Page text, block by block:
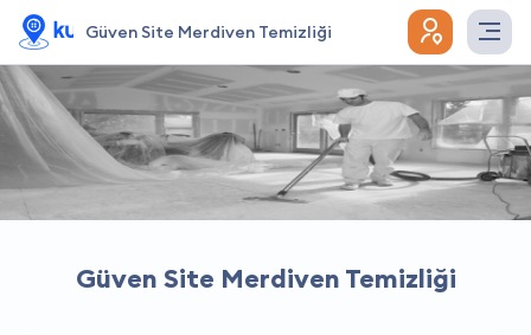
Güven Site Merdiven Temizliği
Güven Site Merdiven Temizliği